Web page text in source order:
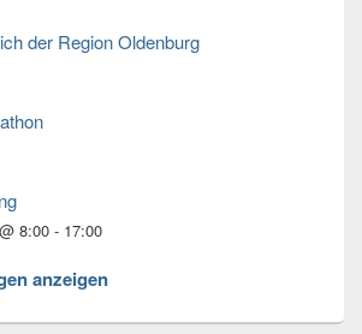
der Region Oldenburg
8:00 - 17:00
anzeigen